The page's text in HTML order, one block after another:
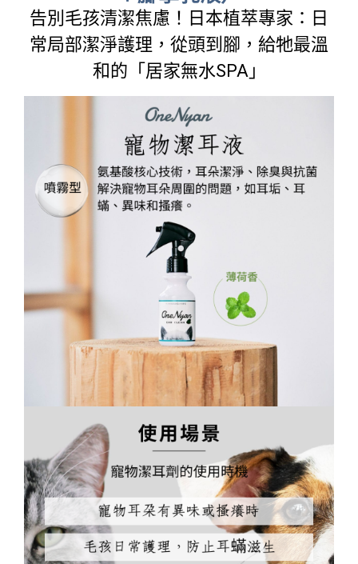
告別毛孩清潔焦慮！日本植萃專家：日
常局部潔淨護理，從頭到腳，給牠最溫
和的「居家無水SPA」